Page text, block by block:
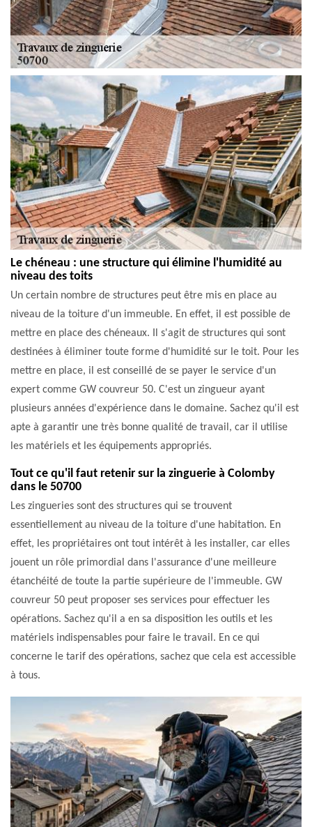
Le chéneau : une structure qui élimine l'humidité au
niveau des toits
Un certain nombre de structures peut être mis en place au
niveau de la toiture d'un immeuble. En effet, il est possible de
mettre en place des chéneaux. Il s'agit de structures qui sont
destinées à éliminer toute forme d'humidité sur le toit. Pour les
mettre en place, il est conseillé de se payer le service d'un
expert comme GW couvreur 50. C'est un zingueur ayant
plusieurs années d'expérience dans le domaine. Sachez qu'il est
apte à garantir une très bonne qualité de travail, car il utilise
les matériels et les équipements appropriés.
Tout ce qu'il faut retenir sur la zinguerie à Colomby
dans le 50700
Les zingueries sont des structures qui se trouvent
essentiellement au niveau de la toiture d'une habitation. En
effet, les propriétaires ont tout intérêt à les installer, car elles
jouent un rôle primordial dans l'assurance d'une meilleure
étanchéité de toute la partie supérieure de l'immeuble. GW
couvreur 50 peut proposer ses services pour effectuer les
opérations. Sachez qu'il a en sa disposition les outils et les
matériels indispensables pour faire le travail. En ce qui
concerne le tarif des opérations, sachez que cela est accessible
à tous.